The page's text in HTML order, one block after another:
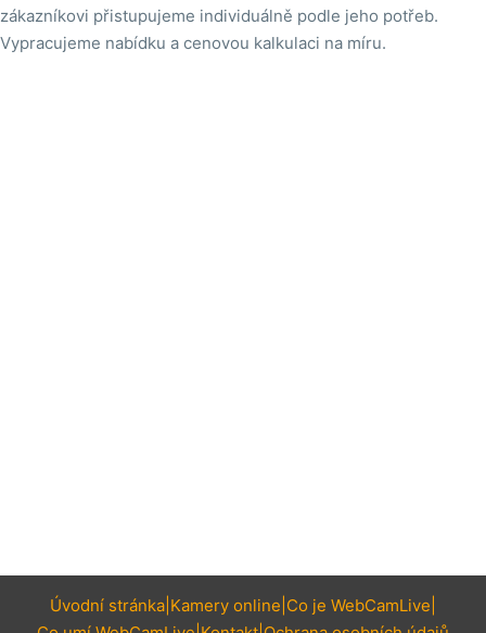
zákazníkovi přistupujeme individuálně podle jeho potřeb.
Vypracujeme nabídku a cenovou kalkulaci na míru.
Úvodní stránka Kamery online Co je WebCamLive